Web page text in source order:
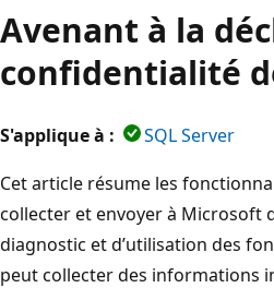
Avenant à la
confidentialité
S'applique à :
SQL Server
Cet article résume les
collecter et envoyer à Microsoft
diagnostic et d’utilisation des
peut collecter des informations